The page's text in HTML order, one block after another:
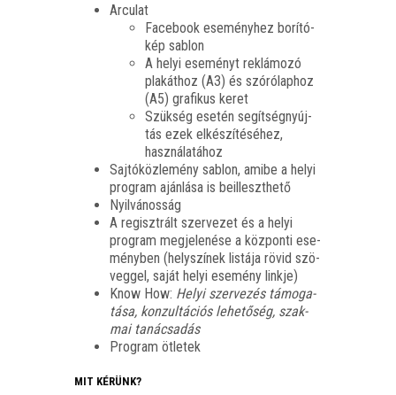
Arcu­lat
Face­book ese­mény­hez borí­tó­
kép sablon
A helyi ese­ményt rek­lá­mo­zó
pla­kát­hoz (A3) és szó­ró­lap­hoz
(A5) gra­fi­kus keret
Szük­ség ese­tén segít­ség­nyúj­
tás ezek elké­szí­té­sé­hez,
használatához
Saj­tó­köz­le­mény sab­lon, ami­be a helyi
prog­ram aján­lá­sa is beilleszthető
Nyil­vá­nos­ság
A regiszt­rált szer­ve­zet és a helyi
prog­ram meg­je­le­né­se a köz­pon­ti ese­
mény­ben (hely­szí­nek lis­tá­ja rövid szö­
veg­gel, saját helyi ese­mény linkje)
Know How: Helyi szer­ve­zés támo­ga­
tá­sa, kon­zul­tá­ci­ós lehe­tő­ség, szak­
mai tanácsadás
Prog­ram ötletek
MIT KÉRÜNK?